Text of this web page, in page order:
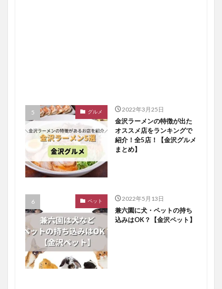
グルメ 2022年3月25日
金沢ラーメンの特徴が出た
オススメ店をランキングで
紹介！全5店！【金沢グルメ
まとめ】
ペット 2022年5月13日
兼六園に犬・ペットの持ち
込みはOK？【金沢ペット】